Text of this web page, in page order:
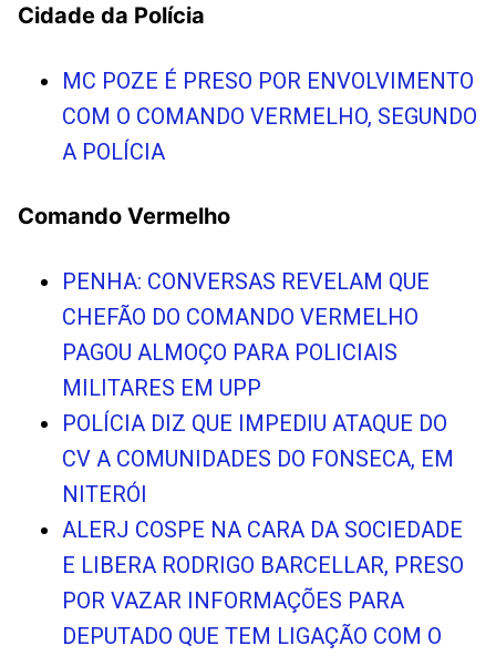
Cidade da Polícia
MC POZE É PRESO POR ENVOLVIMENTO
COM O COMANDO VERMELHO, SEGUNDO
A POLÍCIA
Comando Vermelho
PENHA: CONVERSAS REVELAM QUE
CHEFÃO DO COMANDO VERMELHO
PAGOU ALMOÇO PARA POLICIAIS
MILITARES EM UPP
POLÍCIA DIZ QUE IMPEDIU ATAQUE DO
CV A COMUNIDADES DO FONSECA, EM
NITERÓI
ALERJ COSPE NA CARA DA SOCIEDADE
E LIBERA RODRIGO BARCELLAR, PRESO
POR VAZAR INFORMAÇÕES PARA
DEPUTADO QUE TEM LIGAÇÃO COM O